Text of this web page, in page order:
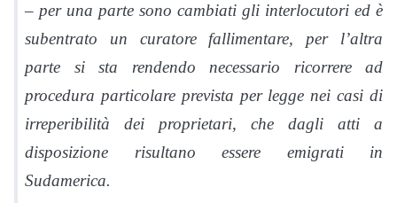
– per una parte sono cambiati gli interlocutori ed è
subentrato un curatore fallimentare, per l’altra
parte si sta rendendo necessario ricorrere ad
procedura particolare prevista per legge nei casi di
irreperibilità dei proprietari, che dagli atti a
disposizione risultano essere emigrati in
Sudamerica.